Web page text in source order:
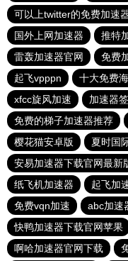
可以上twitter的免费加速
国外上网加速器
推特
雷轰加速器官网
免费
起飞vpppn
十大免费
xfcc旋风加速
加速器
免费的梯子加速器推荐
樱花猫安卓版
夏时国
安易加速器下载官网最新
纸飞机加速器
起飞加
免费vqn加速
abc加速
快鸭加速器下载官网苹果
啊哈加速器官网下载